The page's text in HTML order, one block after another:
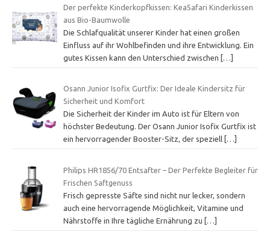
Der perfekte Kinderkopfkissen: KeaSafari Kinderkissen
aus Bio-Baumwolle
Die Schlafqualität unserer Kinder hat einen großen
Einfluss auf ihr Wohlbefinden und ihre Entwicklung. Ein
gutes Kissen kann den Unterschied zwischen […]
Osann Junior Isofix Gurtfix: Der Ideale Kindersitz für
Sicherheit und Komfort
Die Sicherheit der Kinder im Auto ist für Eltern von
höchster Bedeutung. Der Osann Junior Isofix Gurtfix ist
ein hervorragender Booster-Sitz, der speziell […]
Philips HR1856/70 Entsafter – Der Perfekte Begleiter für
Frischen Saftgenuss
Frisch gepresste Säfte sind nicht nur lecker, sondern
auch eine hervorragende Möglichkeit, Vitamine und
Nährstoffe in Ihre tägliche Ernährung zu […]